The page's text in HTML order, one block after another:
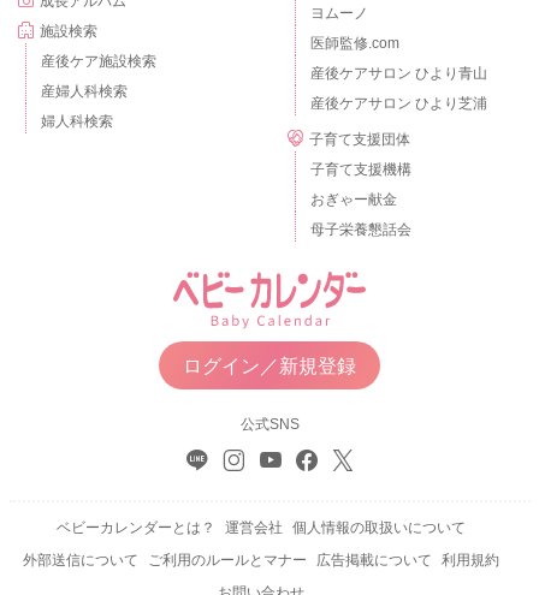
施設検索
産後ケア施設検索
産婦人科検索
婦人科検索
ヨムーノ
医師監修.com
産後ケアサロン ひより青山
産後ケアサロン ひより芝浦
子育て支援団体
子育て支援機構
おぎゃー献金
母子栄養懇話会
ログイン／新規登録
公式SNS
ベビーカレンダーとは？ 運営会社
個人情報の取扱いについて
外部送信について
ご利用のルールとマナー 広告掲載について
利用規約